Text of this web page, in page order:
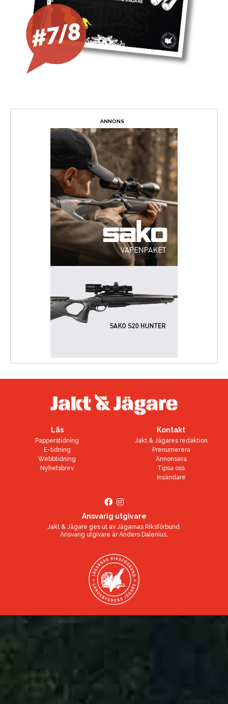
ANNONS
Läs
Papperstidning
E-tidning
Webbtidning
Nyhetsbrev
Kontakt
Jakt & Jägares redaktion
Prenumerera
Annonsera
Tipsa oss
Insändare
Ansvarig utgivare
Jakt & Jägare ges ut av Jägarnas Riksförbund.
Ansvarig utgivare ärAnders Dalenius.